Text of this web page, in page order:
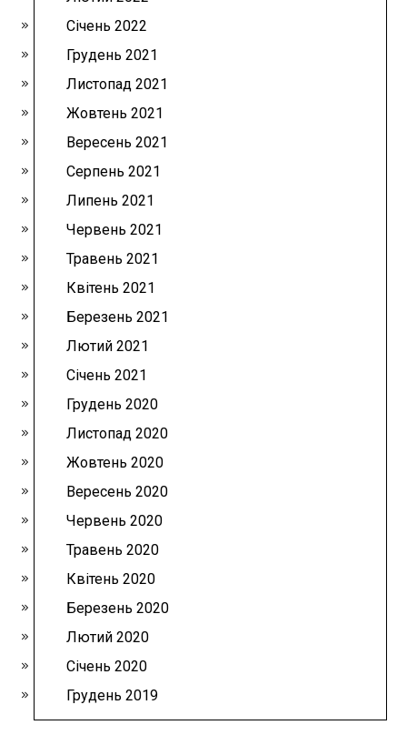
Січень 2022
Грудень 2021
Листопад 2021
Жовтень 2021
Вересень 2021
Серпень 2021
Липень 2021
Червень 2021
Травень 2021
Квітень 2021
Березень 2021
Лютий 2021
Січень 2021
Грудень 2020
Листопад 2020
Жовтень 2020
Вересень 2020
Червень 2020
Травень 2020
Квітень 2020
Березень 2020
Лютий 2020
Січень 2020
Грудень 2019